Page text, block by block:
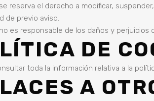
reserva el derecho a modificar,
de previo aviso.
es responsable de los daños y
DE
toda la información relativa a la
A